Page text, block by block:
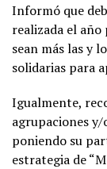
Informó que
realizada el año
sean más las y
solidarias para
Igualmente,
agrupaciones
poniendo su
estrategia de